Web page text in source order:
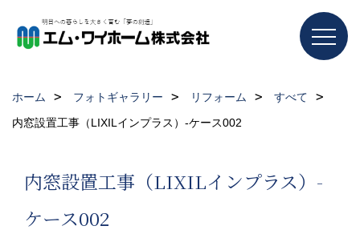
ホーム フォトギャラリー リフォーム
すべて
内窓設置工事（LIXILインプラス）-ケース002
内窓設置工事（LIXILインプラス）-
ケース002